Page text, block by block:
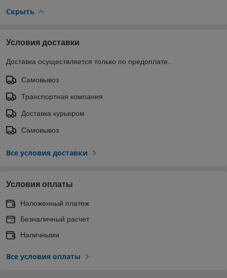
Скрыть
Условия доставки
Доставка осуществляется только по предоплате.
Самовывоз
Транспортная компания
Доставка курьером
Самовывоз
Все условия доставки
Условия оплаты
Наложенный платеж
Безналичный расчет
Наличными
Все условия оплаты